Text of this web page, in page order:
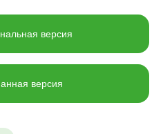
версия
версия